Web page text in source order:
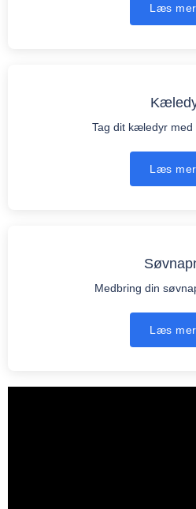
Læs
Tag dit kæledyr med
Læs
Medbring din
Læs